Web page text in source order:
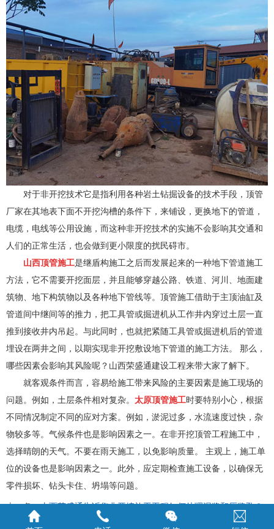
对于非开挖技术它是指利用各种岩土钻掘设备的技术手段，顶管
厂家在其地表下面不开挖沟槽的条件下，来铺设，更换地下的管道，
电缆，电线等公用设施，而这种非开挖技术的实施不会影响其交通和
人们的正常生活，也会做到更小限度的扰民碍市。
山西顶管施工是继盾构施工之后而发展起来的一种地下管道施工
方法，它不需要开挖面层，并且能够穿越公路、铁道、河川、地面建
筑物、地下构筑物以及各种地下管线等。顶管施工借助于主顶油缸及
管道间中继间等的推力，把工具管或掘进机从工作井内穿过土层一直
推到接收井内吊起。与此同时，也就把紧随工具管或掘进机后的管道
埋设在两井之间，以期实现非开挖敷设地下管道的施工方法。 那么，
哪些因素会影响其风险呢？山西荣盛通建设工程来带大家了解下。
就客观条件而言，容易给施工带来风险的主要因素是施工现场的
问题。例如，土层条件相对复杂。 太原顶管施工时要特别小心，根据
不同情况制定不同的应对方案。例如，淤泥过多，水流速度过快，杂
物较多等。气候条件也是影响因素之一。在非开挖顶管工程施工中，
选择晴朗的天气。不要在雨天施工，以免影响质量。 主观上，施工单
位的设备也是影响因素之一。此外，应定期检查施工设备，以确保无
零件损坏、钻头卡住、坍塌等问题。
上一条：山西荣盛通告诉您非开挖施工工程如何处理泥浆和压浆孔？
下一条：荣盛通公司：山西顶管施工过程中应该注意什么呢？